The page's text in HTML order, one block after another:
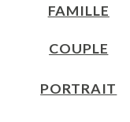
FAMILLE
COUPLE
PORTRAIT